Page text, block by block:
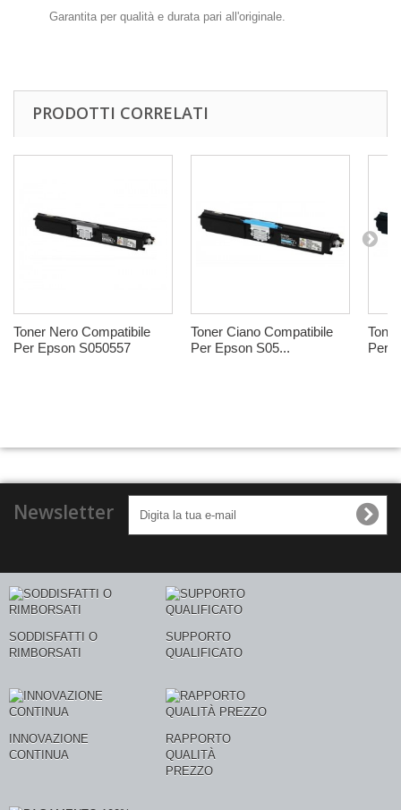
Garantita per qualità e durata pari all'originale.
PRODOTTI CORRELATI
Toner Nero Compatibile
Per Epson S050557
Toner Ciano Compatibile
Per Epson S05...
Per
Newsletter
SODDISFATTI O
RIMBORSATI
SUPPORTO
QUALIFICATO
INNOVAZIONE
CONTINUA
RAPPORTO
QUALITÀ
PREZZO